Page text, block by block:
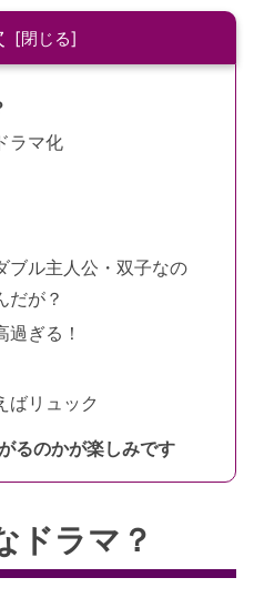
ラマ化
ブル主人公・双子なの
だが？
ぎる！
ばリュック
るのかが楽しみです
ドラマ？